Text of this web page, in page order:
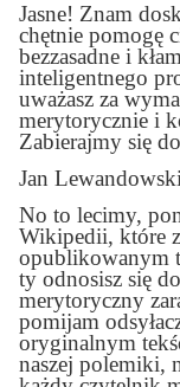
Jasne! Znam
chętnie pomogę
bezzasadne i
inteligentnego
uważasz za
merytorycznie i
Zabierajmy się
Jan
No to lecimy,
Wikipedii, które
opublikowanym
ty odnosisz się
merytoryczny
pomijam
oryginalnym
naszej polemiki,